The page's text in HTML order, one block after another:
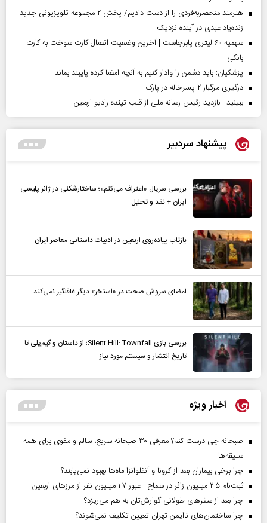
هنرمند منحصر‌به‌فردی را از دست دادیم/ پخش ۲ مجموعه تلویزیونی جدید
زنده‌یاد عبدی در آینده نزدیک
سهمیه ۶۰ لیتری پابرجاست | آخرین وضعیت اتصال کارت سوخت به کارت
بانکی
پزشکیان: باید دشمن را وادار کنیم به آنچه امضا کرده پایبند بماند
درگیری مرگبار ۲ پسرخاله در پارک
ببینید | بازدید رئیس رسانه ملی از قلب تپنده رادیو اربعین
پیشنهاد سردبیر
بررسی سریال «اعتراف می‌کنم»؛ ساختارشکنی در ژانر پلیسی
ایران + نقد و تحلیل
بازتاب پیاده‌روی اربعین در ادبیات داستانی معاصر ایران
امضای سروش صحت در «استخر» دیگر غافلگیر نمی‌کند
بررسی بازی Silent Hill: Townfall؛ از داستان و گیم‌پلی تا
تاریخ انتشار و سیستم مورد نیاز
اخبار ویژه
صبحانه چی درست کنم؟ معرفی ۳۰ صبحانه سریع، سالم و مقوی برای همه
سلیقه‌ها
چرا برخی بیماران بعد از کرونا و آنفلوآنزا ماه‌ها بهبود نمی‌یابند؟
ثبت‌نام ۲.۵ میلیون زائر در سماح | عبور ۱.۷ میلیون نفر از مرز‌های اربعین
چرا بعد از سفرهای طولانی گوارش‌تان به هم می‌ریزد؟
چرا ساختمان‌های ناایمن تهران تعیین تکلیف نمی‌شوند؟